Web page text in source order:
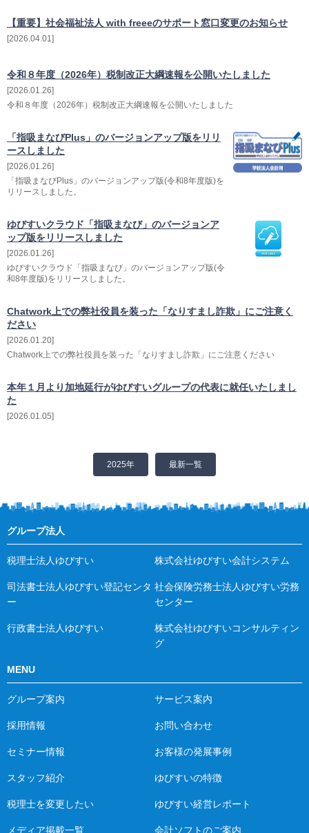
2026.04.01
【重要】社会福祉法人 with freeeのサポート窓口変更のお知らせ
2026.01.26
令和８年度（2026年）税制改正大綱速報を公開いたしました
令和８年度（2026年）税制改正大綱速報を公開いたしました
2026.01.26
「指吸まなびPlus」のバージョンアップ版をリリ
ースしました
「指吸まなびPlus」のバージョンアップ版(令和8年度版)を
リリースしました。
2026.01.26
ゆびすいクラウド「指吸まなび」のバージョンア
ップ版をリリースしました
ゆびすいクラウド「指吸まなび」のバージョンアップ版(令
和8年度版)をリリースしました。
2026.01.20
Chatwork上での弊社役員を装った「なりすまし詐欺」にご注意く
ださい
Chatwork上での弊社役員を装った「なりすまし詐欺」にご注意ください
2026.01.05
本年１月より加地延行がゆびすいグループの代表に就任いたしまし
た
2025年 最新一覧
グループ法人
税理士法人ゆびすい 株式会社ゆびすい会計システム
司法書士法人ゆびすい登記センタ
ー
社会保険労務士法人ゆびすい労務
センター
行政書士法人ゆびすい
株式会社ゆびすいコンサルティン
グ
MENU
グループ案内 サービス案内
採用情報 お問い合わせ
セミナー情報 お客様の発展事例
スタッフ紹介 ゆびすいの特徴
税理士を変更したい ゆびすい経営レポート
メディア掲載一覧 会計ソフトのご案内